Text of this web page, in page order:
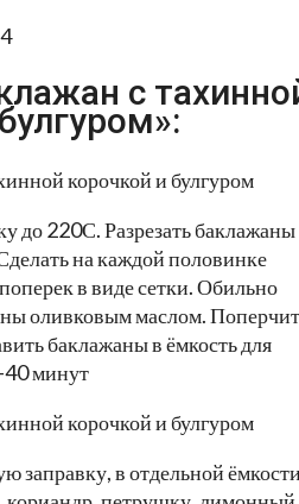
4
с
до 220С. Разрезать баклажаны
на каждой половинке
в виде сетки. Обильно
оливковым маслом.
баклажаны в ёмкость для
40 минут
заправку, в отдельной